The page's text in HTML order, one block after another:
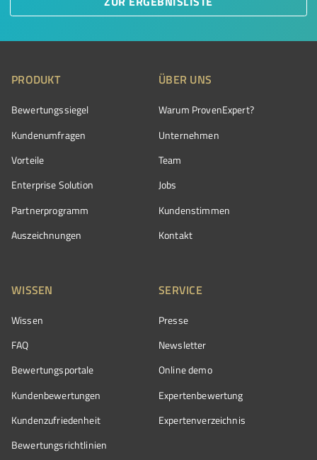
PRODUKT
Bewertungssiegel
Kundenumfragen
Vorteile
Enterprise Solution
Partnerprogramm
Auszeichnungen
ÜBER UNS
Warum ProvenExpert?
Unternehmen
Team
Jobs
Kundenstimmen
Kontakt
WISSEN
Wissen
FAQ
Bewertungsportale
Kundenbewertungen
Kundenzufriedenheit
Bewertungs­richtlinien
SERVICE
Presse
Newsletter
Online demo
Expertenbewertung
Expertenverzeichnis